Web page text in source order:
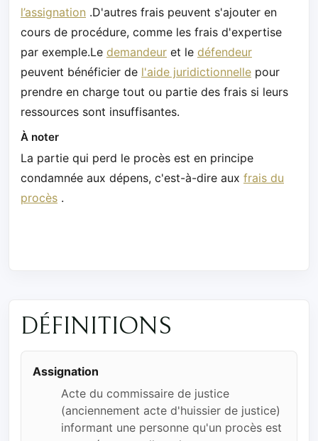
l’assignation .D'autres frais peuvent s'ajouter en
cours de procédure, comme les frais d'expertise
par exemple.Le demandeur et le défendeur
peuvent bénéficier de l'aide juridictionnelle pour
prendre en charge tout ou partie des frais si leurs
ressources sont insuffisantes.
À noter
La partie qui perd le procès est en principe
condamnée aux dépens, c'est-à-dire aux frais du
procès .
DÉFINITIONS
Assignation
Acte du commissaire de justice
(anciennement acte d'huissier de justice)
informant une personne qu'un procès est